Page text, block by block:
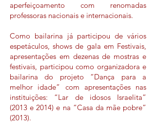
aperfeiçoamento com renomadas
professoras nacionais e internacionais.
Como bailarina já participou de vários
espetáculos, shows de gala em Festivais,
apresentações em dezenas de mostras e
festivais, participou como organizadora e
bailarina do projeto “Dança para a
melhor idade” com apresentações nas
instituições: “Lar de idosos Israelita”
(2013 e 2014) e na “Casa da mãe pobre”
(2013).